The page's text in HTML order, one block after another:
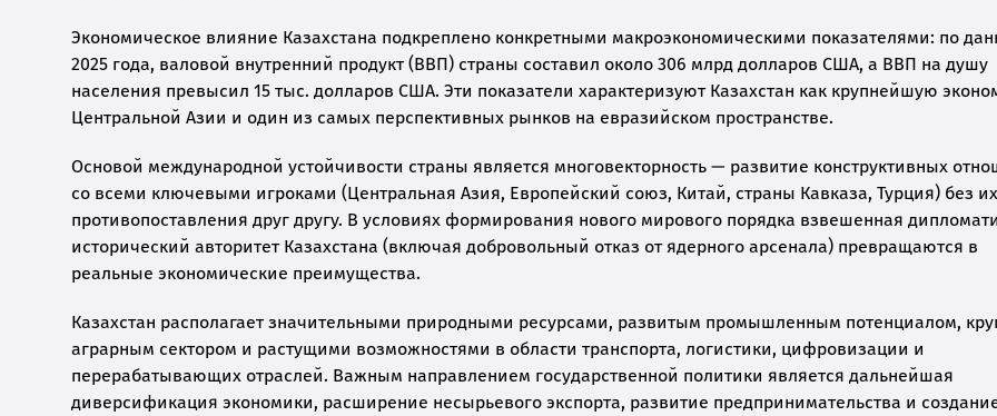
Экономическое влияние Казахстана подкреплено конкретными макроэкономическими показателями: по
2025 года, валовой внутренний продукт (ВВП) страны составил около 306 млрд долларов США, а ВВП на душу
населения превысил 15 тыс. долларов США. Эти показатели характеризуют Казахстан как крупнейшую
Центральной Азии и один из самых перспективных рынков на евразийском пространстве.
Основой международной устойчивости страны является многовекторность — развитие конструктивных
со всеми ключевыми игроками (Центральная Азия, Европейский союз, Китай, страны Кавказа, Турция) без их
противопоставления друг другу. В условиях формирования нового мирового порядка взвешенная
исторический авторитет Казахстана (включая добровольный отказ от ядерного арсенала) превращаются в
реальные экономические преимущества.
Казахстан располагает значительными природными ресурсами, развитым промышленным потенциалом,
аграрным сектором и растущими возможностями в области транспорта, логистики, цифровизации и
перерабатывающих отраслей. Важным направлением государственной политики является дальнейшая
диверсификация экономики, расширение несырьевого экспорта, развитие предпринимательства и